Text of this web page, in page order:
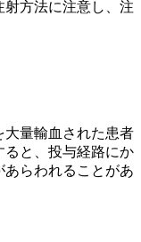
方法に注意し、注
大量輸血された患者
ると、投与経路にか
らわれることがあ